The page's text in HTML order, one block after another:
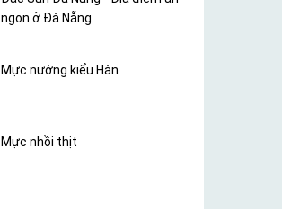
ngon ở Đà Nẵng
Mực nướng kiểu Hàn
Mực nhồi thịt